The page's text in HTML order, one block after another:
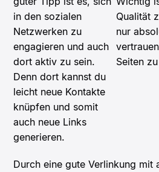
in den sozialen
Netzwerken zu
engagieren und auch
dort aktiv zu sein.
Denn dort kannst du
leicht neue Kontakte
knüpfen und somit
auch neue Links
generieren.
Qualität
nur
Seiten
Durch eine gute Verlinkung mit